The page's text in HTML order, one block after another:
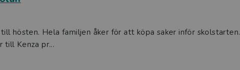
hösten. Hela familjen åker för att köpa saker inför skolstarten.
till Kenza pr...